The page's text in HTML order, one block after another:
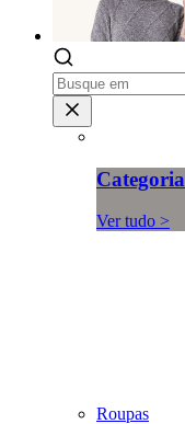
Categoria
Ver tudo >
Roupas